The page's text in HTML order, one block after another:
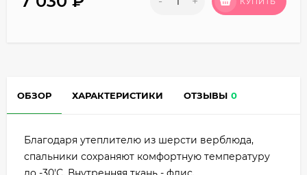
ОБЗОР ХАРАКТЕРИСТИКИ ОТЗЫВЫ 0
Благодаря утеплителю из шерсти верблюда,
спальники сохраняют комфортную температуру